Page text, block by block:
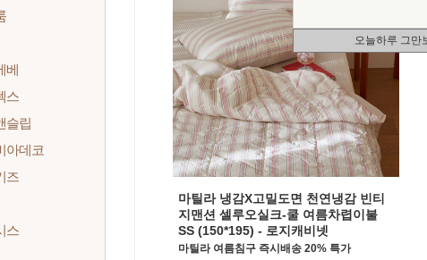
베
스
슬립
아데코
즈
스
오늘하루 그만
마틸라 냉감X고밀도면 천연냉감 빈티
지맨션 셀루오실크-쿨 여름차렵이불
SS (150*195) - 로지캐비넷
마틸라 여름침구 즉시배송 20% 특가